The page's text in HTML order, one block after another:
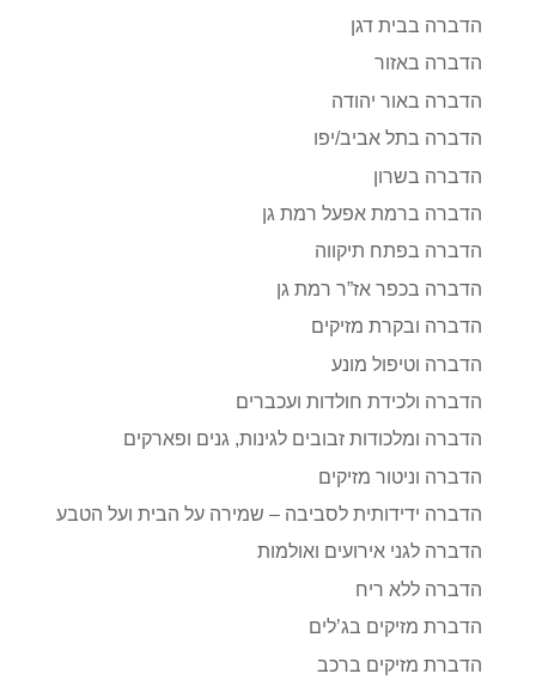
הדברה בבית דגן
הדברה באזור
הדברה באור יהודה
הדברה בתל אביב/יפו
הדברה בשרון
הדברה ברמת אפעל רמת גן
הדברה בפתח תיקווה
הדברה בכפר אז”ר רמת גן
הדברה ובקרת מזיקים
הדברה וטיפול מונע
הדברה ולכידת חולדות ועכברים
הדברה ומלכודות זבובים לגינות, גנים ופארקים
הדברה וניטור מזיקים
הדברה ידידותית לסביבה – שמירה על הבית ועל הטבע
הדברה לגני אירועים ואולמות
הדברה ללא ריח
הדברת מזיקים בג’לים
הדברת מזיקים ברכב